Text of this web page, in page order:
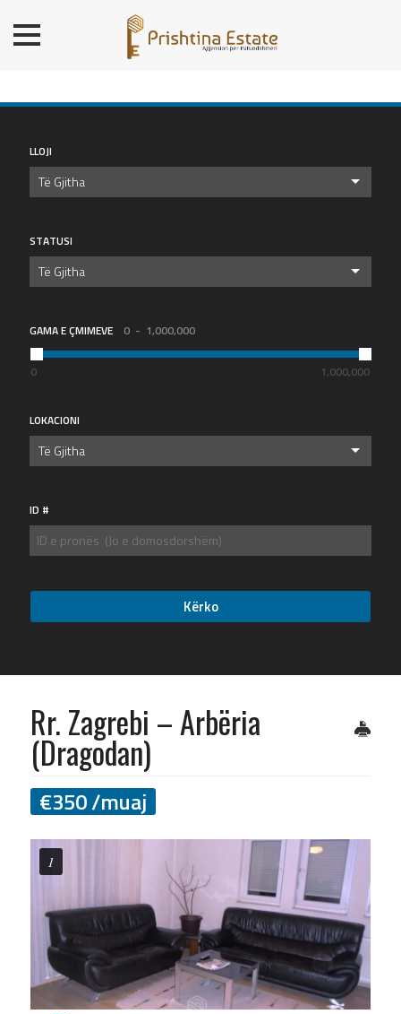
TROJE
OBJ. AFARISTE/DEPO
PREMIUM
KONTAKT
LLOJI
Të Gjitha
STATUSI
Të Gjitha
GAMA E ÇMIMEVE 0 1,000,000
0 1,000,000
LOKACIONI
Të Gjitha
ID #
Rr. Zagrebi – Arbëria
(Dragodan)
€350/muaj
1